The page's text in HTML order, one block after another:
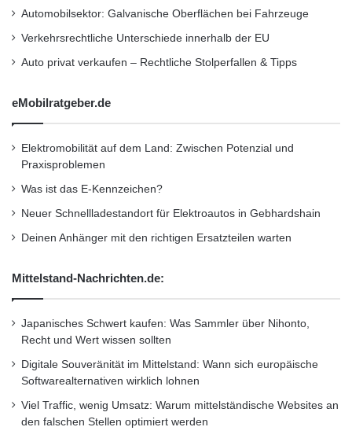
Automobilsektor: Galvanische Oberflächen bei Fahrzeuge
Verkehrsrechtliche Unterschiede innerhalb der EU
Auto privat verkaufen – Rechtliche Stolperfallen & Tipps
eMobilratgeber.de
Elektromobilität auf dem Land: Zwischen Potenzial und
Praxisproblemen
Was ist das E-Kennzeichen?
Neuer Schnellladestandort für Elektroautos in Gebhardshain
Deinen Anhänger mit den richtigen Ersatzteilen warten
Mittelstand-Nachrichten.de:
Japanisches Schwert kaufen: Was Sammler über Nihonto,
Recht und Wert wissen sollten
Digitale Souveränität im Mittelstand: Wann sich europäische
Softwarealternativen wirklich lohnen
Viel Traffic, wenig Umsatz: Warum mittelständische Websites an
den falschen Stellen optimiert werden